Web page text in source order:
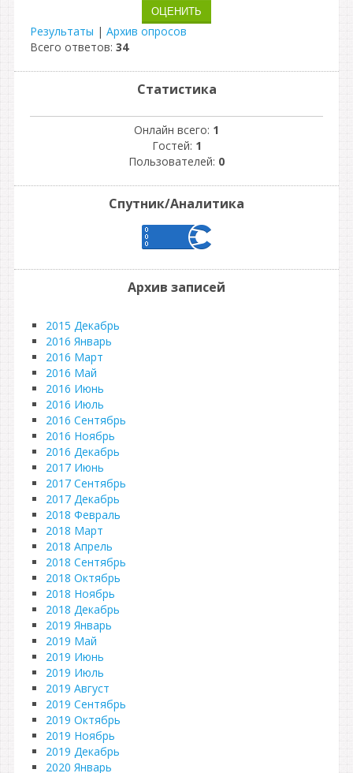
Результаты | Архив опросов
Всего ответов: 34
Статистика
Онлайн всего: 1
Гостей: 1
Пользователей: 0
Спутник/Аналитика
Архив записей
2015 Декабрь
2016 Январь
2016 Март
2016 Май
2016 Июнь
2016 Июль
2016 Сентябрь
2016 Ноябрь
2016 Декабрь
2017 Июнь
2017 Сентябрь
2017 Декабрь
2018 Февраль
2018 Март
2018 Апрель
2018 Сентябрь
2018 Октябрь
2018 Ноябрь
2018 Декабрь
2019 Январь
2019 Май
2019 Июнь
2019 Июль
2019 Август
2019 Сентябрь
2019 Октябрь
2019 Ноябрь
2019 Декабрь
2020 Январь